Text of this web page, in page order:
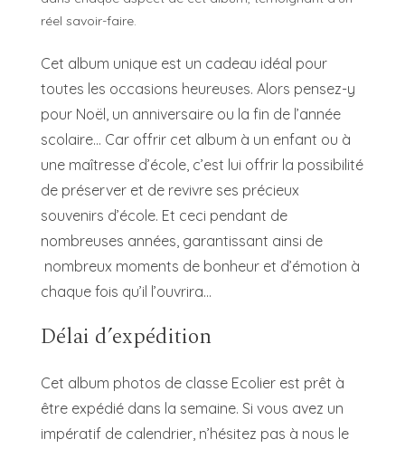
réel savoir-faire.
Cet album unique est un cadeau idéal pour
toutes les occasions heureuses. Alors pensez-y
pour Noël, un anniversaire ou la fin de l’année
scolaire… Car offrir cet album à un enfant ou à
une maîtresse d’école, c’est lui offrir la possibilité
de préserver et de revivre ses précieux
souvenirs d’école. Et ceci pendant de
nombreuses années, garantissant ainsi de
nombreux moments de bonheur et d’émotion à
chaque fois qu’il l’ouvrira…
Délai d’expédition
Cet album photos de classe Ecolier est prêt à
être expédié dans la semaine. Si vous avez un
impératif de calendrier, n’hésitez pas à nous le